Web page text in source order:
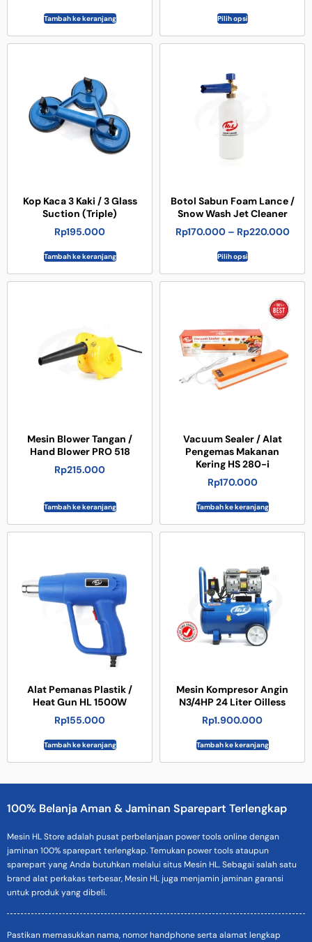
Tambah ke keranjang Pilih opsi
Kop Kaca 3 Kaki / 3 Glass
Suction (Triple)
Rp195.000
Tambah ke keranjang
Botol Sabun Foam Lance /
Snow Wash Jet Cleaner
Rp170.000 – Rp220.000
Pilih opsi
Mesin Blower Tangan /
Hand Blower PRO 518
Rp215.000
Tambah ke keranjang
Vacuum Sealer / Alat
Pengemas Makanan
Kering HS 280-i
Rp170.000
Tambah ke keranjang
Alat Pemanas Plastik /
Heat Gun HL 1500W
Rp155.000
Tambah ke keranjang
Mesin Kompresor Angin
N3/4HP 24 Liter Oilless
Rp1.900.000
Tambah ke keranjang
100% Belanja Aman & Jaminan Sparepart Terlengkap
Mesin HL Store adalah pusat perbelanjaan power tools online dengan
jaminan 100% sparepart terlengkap. Temukan power tools ataupun
sparepart yang Anda butuhkan melalui situs Mesin HL. Sebagai salah satu
brand alat perkakas terbesar, Mesin HL juga menjamin jaminan garansi
untuk produk yang dibeli.
Pastikan memasukkan nama, nomor handphone serta alamat lengkap